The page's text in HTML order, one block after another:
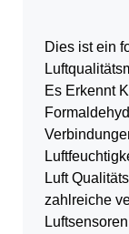
Dies ist ein
Es Erkennt
Luft
zahlreiche
Luftsensoren